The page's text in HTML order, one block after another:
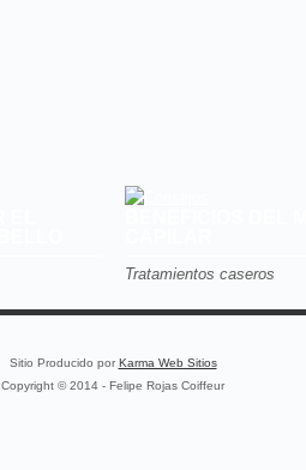
Tratamientos caseros
Sitio Producido por Karma Web Sitios
Copyright © 2014 - Felipe Rojas Coiffeur